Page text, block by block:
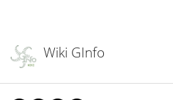
Wiki GInfo